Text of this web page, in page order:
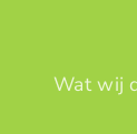
Wat wij